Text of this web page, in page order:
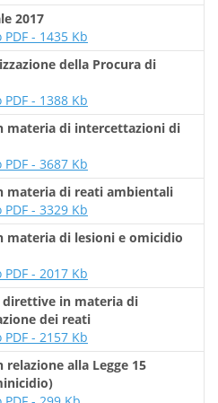
2017
- 1435 Kb
della Procura di
- 1388 Kb
materia di intercettazioni di
- 3687 Kb
materia di reati ambientali
- 3329 Kb
materia di lesioni e omicidio
- 2017 Kb
direttive in materia di
dei reati
- 2157 Kb
relazione alla Legge 15